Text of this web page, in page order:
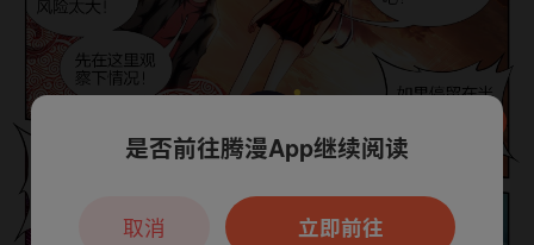
本章节仅支持App阅读，可打开App新用
户7天免费看
是否前往腾漫App继续阅读
立即前往
取消